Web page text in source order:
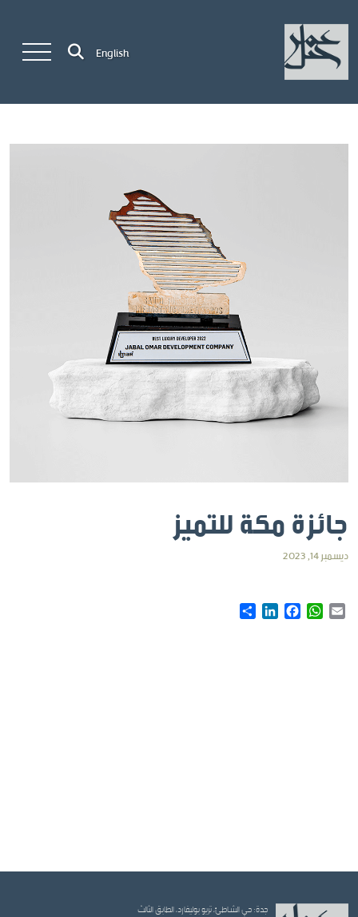
English
جائزة مكة للتميز
ديسمبر 14, 2023
Email
WhatsApp
Facebook
LinkedIn
جدة: حي الشاطئ، تريو بوليفارد، الطابق الثالث